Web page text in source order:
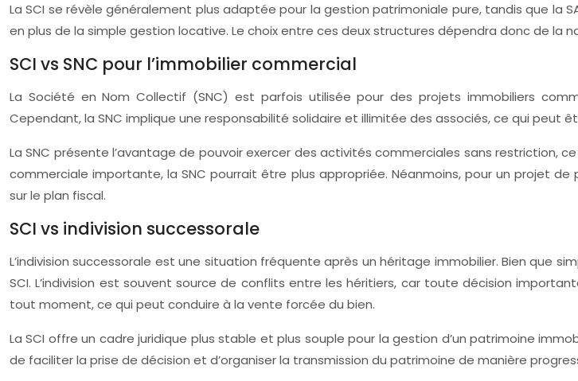
La SCI se révèle généralement plus adaptée pour la gestion patrimoniale pure, tandis que la
en plus de la simple gestion locative. Le choix entre ces deux structures dépendra donc de la
SCI vs SNC pour l’immobilier commercial
La Société en Nom Collectif (SNC) est parfois utilisée pour des projets immobiliers
Cependant, la SNC implique une responsabilité solidaire et illimitée des associés, ce qui peut
La SNC présente l’avantage de pouvoir exercer des activités commerciales sans restriction,
commerciale importante, la SNC pourrait être plus appropriée. Néanmoins, pour un projet
sur le plan fiscal.
SCI vs indivision successorale
L’indivision successorale est une situation fréquente après un héritage immobilier. Bien que
SCI. L’indivision est souvent source de conflits entre les héritiers, car toute décision
tout moment, ce qui peut conduire à la vente forcée du bien.
La SCI offre un cadre juridique plus stable et plus souple pour la gestion d’un patrimoine
de faciliter la prise de décision et d’organiser la transmission du patrimoine de manière